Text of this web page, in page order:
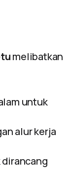
melibatkan
untuk
alur kerja